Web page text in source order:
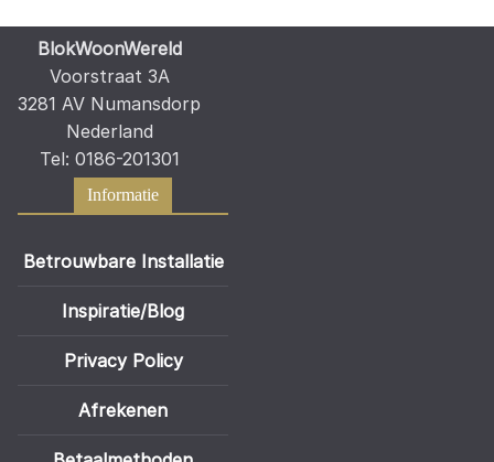
BlokWoonWereld
Voorstraat 3A
3281 AV Numansdorp
Nederland
Tel: 0186-201301
Informatie
Betrouwbare Installatie
Inspiratie/Blog
Privacy Policy
Afrekenen